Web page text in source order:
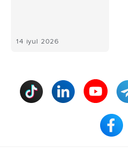
14 iyul 2026